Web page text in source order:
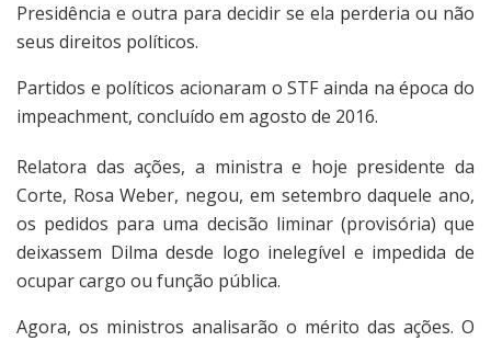
Presidência e outra para decidir se ela perderia ou não
seus direitos políticos.
Partidos e políticos acionaram o STF ainda na época do
impeachment, concluído em agosto de 2016.
Relatora das ações, a ministra e hoje presidente da
Corte, Rosa Weber, negou, em setembro daquele ano,
os pedidos para uma decisão liminar (provisória) que
deixassem Dilma desde logo inelegível e impedida de
ocupar cargo ou função pública.
Agora, os ministros analisarão o mérito das ações. O